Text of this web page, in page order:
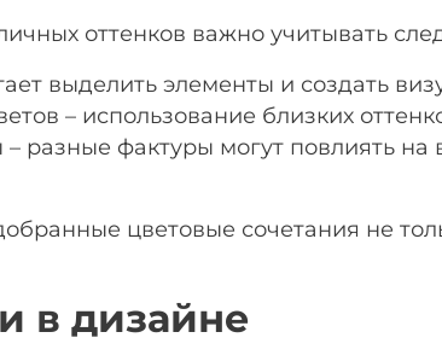
оттенков важно учитывать
выделить элементы и создать
– использование близких
разные фактуры могут повлиять
цветовые сочетания не
в дизайне